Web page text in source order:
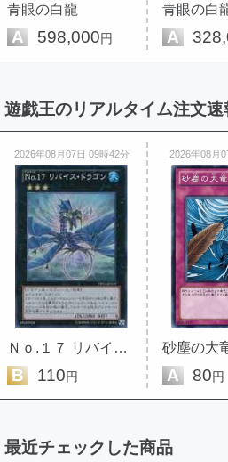
青眼の白龍
A 598,000円
青眼の白
A
遊戯王のリアルタイム注文速
2026年08月07日 09時42分
Ｎｏ.１７ リバイス・ドラゴン
B 110円
2026年08月
砂塵の大
A 80円
最近チェックした商品